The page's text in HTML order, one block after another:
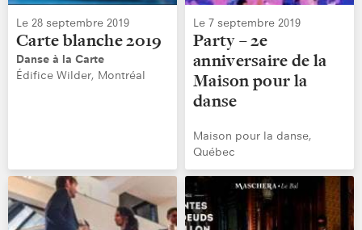
Le 28 septembre 2019
Carte blanche 2019
Danse à la Carte
Édifice Wilder, Montréal
Le 7 septembre 2019
Party – 2e
anniversaire de la
Maison pour la
danse
Maison pour la danse,
Québec